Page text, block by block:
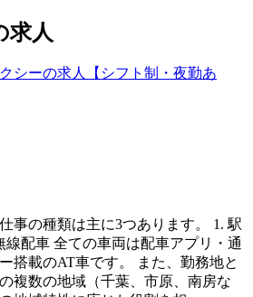
求人
シーの求人【シフト制・夜勤あ
事の種類は主に3つあります。 1. 駅
線配車 全ての車両は配車アプリ・通
搭載のAT車です。 また、勤務地と
複数の地域（千葉、市原、南房な